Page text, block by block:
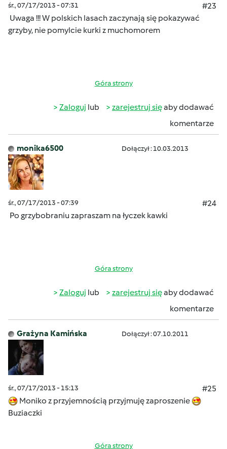
śr., 07/17/2013 - 07:31
#23
Uwaga !!! W polskich lasach zaczynają się pokazywać
grzyby, nie pomylcie kurki z muchomorem
Góra strony
Zaloguj lub zarejestruj sięaby dodawać
komentarze
monika6500 Dołączył : 10.03.2013
śr., 07/17/2013 - 07:39
#24
Po grzybobraniu zapraszam na łyczek kawki
Góra strony
Zaloguj lub zarejestruj sięaby dodawać
komentarze
Grażyna Kamińska Dołączył : 07.10.2011
śr., 07/17/2013 - 15:13
#25
Moniko z przyjemnością przyjmuję zaproszenie
Buziaczki
Góra strony